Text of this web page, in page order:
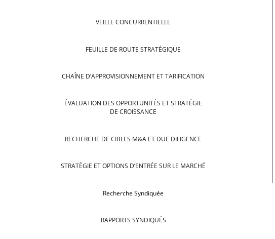
VEILLE CONCURRENTIELLE
FEUILLE DE ROUTE STRATÉGIQUE
CHAÎNE D’APPROVISIONNEMENT ET TARIFICATION
ÉVALUATION DES OPPORTUNITÉS ET STRATÉGIE
DE CROISSANCE
RECHERCHE DE CIBLES M&A ET DUE DILIGENCE
STRATÉGIE ET OPTIONS D’ENTRÉE SUR LE MARCHÉ
Recherche Syndiquée
RAPPORTS SYNDIQUÉS